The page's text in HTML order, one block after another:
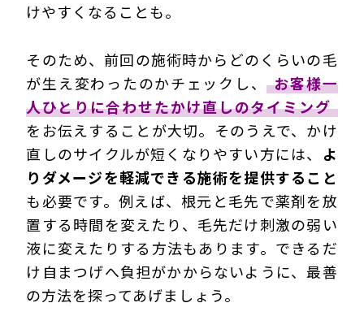
けやすくなることも。
そのため、前回の施術時からどのくらいの毛
が生え変わったのかチェックし、 お客様一
人ひとりに合わせたかけ直しのタイミング
をお伝えすることが大切。そのうえで、かけ
直しのサイクルが短くなりやすい方には、 よ
りダメージを軽減できる施術を提供すること
も必要です。例えば、根元と毛先で薬剤を放
置する時間を変えたり、毛先だけ刺激の弱い
液に変えたりする方法もあります。できるだ
け自まつげへ負担がかからないように、最善
の方法を探ってあげましょう。